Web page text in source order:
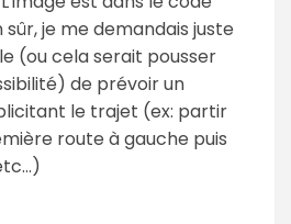
je me demandais juste
(ou cela serait pousser
de prévoir un
le trajet (ex: partir
route à gauche puis